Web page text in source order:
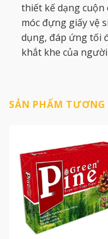
thiết kế dạng cuộn
móc đựng giấy vệ
dụng, đáp ứng tối
khắt khe của
SẢN PHẨM